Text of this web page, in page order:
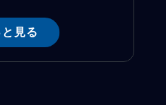
と見る